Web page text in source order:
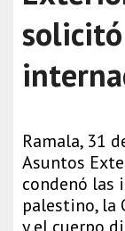
Ramala, 31
Asuntos
condenó las
palestino, la